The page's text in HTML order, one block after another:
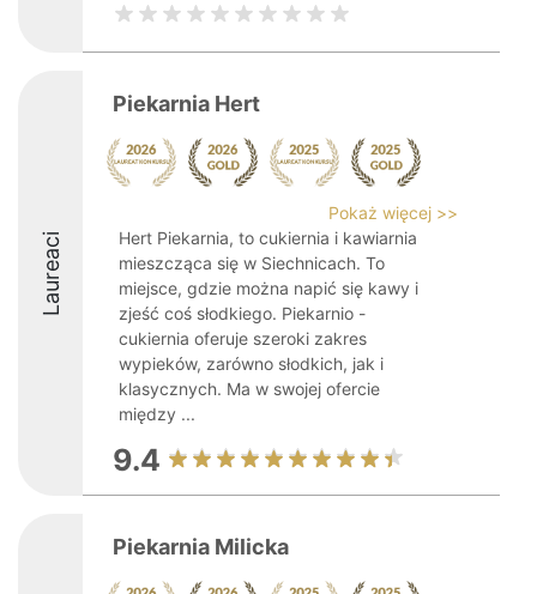
Laureaci
Piekarnia Hert
Pokaż więcej >>
Hert Piekarnia, to cukiernia i kawiarnia
mieszcząca się w Siechnicach. To
miejsce, gdzie można napić się kawy i
zjeść coś słodkiego. Piekarnio -
cukiernia oferuje szeroki zakres
wypieków, zarówno słodkich, jak i
klasycznych. Ma w swojej ofercie
między ...
9.4
Piekarnia Milicka